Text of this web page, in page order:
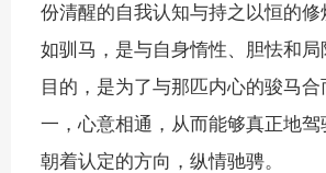
份清醒的自我认知与持之以恒的
如驯马，是与自身惰性、胆怯和
目的，是为了与那匹内心的骏马
一，心意相通，从而能够真正地驾
朝着认定的方向，纵情驰骋。